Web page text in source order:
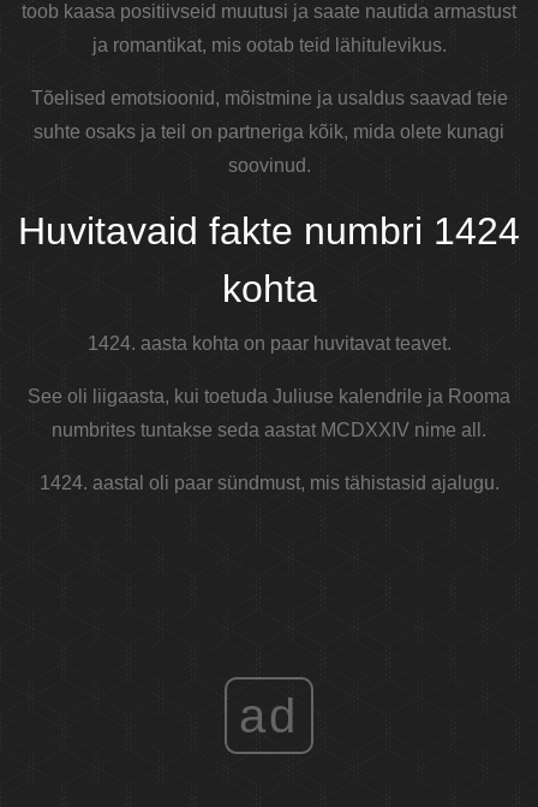
toob kaasa positiivseid muutusi ja saate nautida armastust
ja romantikat, mis ootab teid lähitulevikus.
Tõelised emotsioonid, mõistmine ja usaldus saavad teie
suhte osaks ja teil on partneriga kõik, mida olete kunagi
soovinud.
Huvitavaid fakte numbri 1424
kohta
1424. aasta kohta on paar huvitavat teavet.
See oli liigaasta, kui toetuda Juliuse kalendrile ja Rooma
numbrites tuntakse seda aastat MCDXXIV nime all.
1424. aastal oli paar sündmust, mis tähistasid ajalugu.
ad